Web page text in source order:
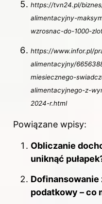
https://tvn24.pl/
alimentacyjny-
wzrosnac-do-1000-
https://www.infor.pl/
alimentacyjny/
miesiecznego-
alimentacyjnego-z-
2024-r.html
Powiązane wpisy:
Obliczanie
uniknąć
Dofinansowanie
podatkowy – co